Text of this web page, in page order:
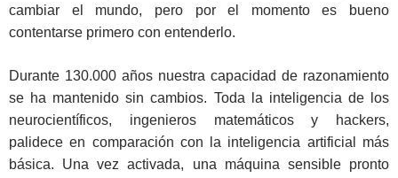
cambiar el mundo, pero por el momento es bueno
contentarse primero con entenderlo.
Durante 130.000 años nuestra capacidad de razonamiento
se ha mantenido sin cambios. Toda la inteligencia de los
neurocientíficos, ingenieros matemáticos y hackers,
palidece en comparación con la inteligencia artificial más
básica. Una vez activada, una máquina sensible pronto